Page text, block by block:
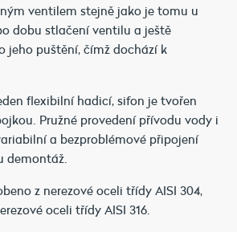
ventilem stejně jako je tomu u
dobu stlačení ventilu a ještě
jeho puštění, čímž dochází k
flexibilní hadicí, sifon je tvořen
Pružné provedení přívodu vody i
a bezproblémové připojení
demontáž.
z nerezové oceli třídy AISI 304,
oceli třídy AISI 316.